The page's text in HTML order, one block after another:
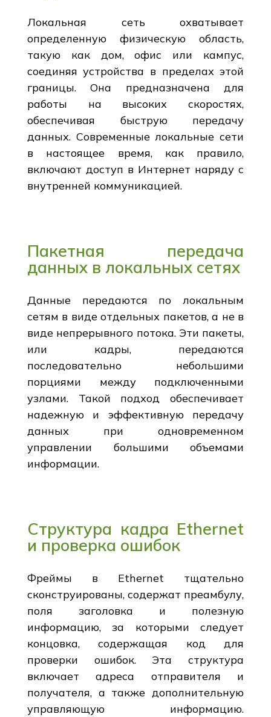
Локальная сеть охватывает
определенную физическую область,
такую как дом, офис или кампус,
соединяя устройства в пределах этой
границы. Она предназначена для
работы на высоких скоростях,
обеспечивая быструю передачу
данных. Современные локальные сети
в настоящее время, как правило,
включают доступ в Интернет наряду с
внутренней коммуникацией.
Пакетная передача
данных в локальных сетях
Данные передаются по локальным
сетям в виде отдельных пакетов, а не в
виде непрерывного потока. Эти пакеты,
или кадры, передаются
последовательно небольшими
порциями между подключенными
узлами. Такой подход обеспечивает
надежную и эффективную передачу
данных при одновременном
управлении большими объемами
информации.
Структура кадра Ethernet
и проверка ошибок
Фреймы в Ethernet тщательно
сконструированы, содержат преамбулу,
поля заголовка и полезную
информацию, за которыми следует
концовка, содержащая код для
проверки ошибок. Эта структура
включает адреса отправителя и
получателя, а также дополнительную
управляющую информацию.